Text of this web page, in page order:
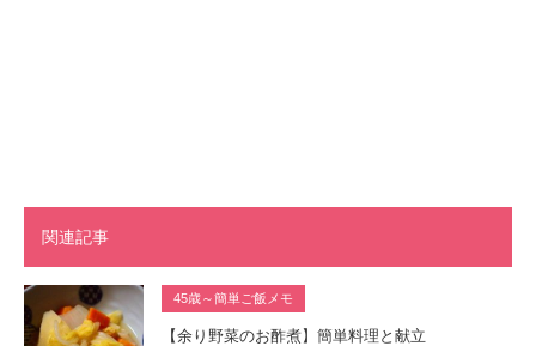
関連記事
45歳～簡単ご飯メモ
【余り野菜のお酢煮】簡単料理と献立